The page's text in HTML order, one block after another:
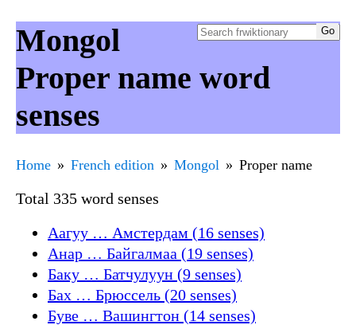
Mongol
Proper name word
senses
Home French edition Mongol Proper name
Total 335 word senses
Аагуу … Амстердам (16 senses)
Анар … Байгалмаа (19 senses)
Баку … Батчулуун (9 senses)
Бах … Брюссель (20 senses)
Буве … Вашингтон (14 senses)